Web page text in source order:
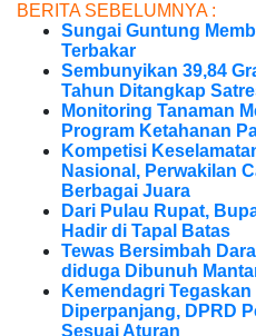
BERITA SEBELUMNYA :
Sungai Guntung
Terbakar
Sembunyikan 39,84
Tahun Ditangkap
Monitoring Tanaman
Program Ketahanan
Kompetisi
Nasional, Perwakilan
Berbagai Juara
Dari Pulau Rupat,
Hadir di Tapal Batas
Tewas Bersimbah
diduga Dibunuh
Kemendagri
Diperpanjang, DPRD
Sesuai Aturan